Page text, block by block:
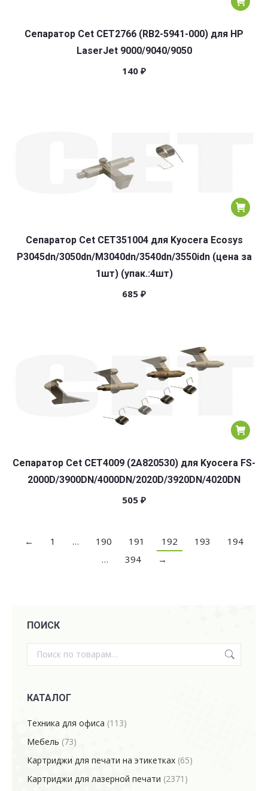
Сепаратор Cet CET2766 (RB2-5941-000) для HP
LaserJet 9000/9040/9050
140 ₽
Сепаратор Cet CET351004 для Kyocera Ecosys
P3045dn/3050dn/M3040dn/3540dn/3550idn (цена за
1шт) (упак.:4шт)
685 ₽
Сепаратор Cet CET4009 (2A820530) для Kyocera FS-
2000D/3900DN/4000DN/2020D/3920DN/4020DN
505 ₽
← 1 … 190 191 192 193
194
…
394 →
ПОИСК
КАТАЛОГ
Техника для офиса (113)
Мебель (73)
Картриджи для печати на этикетках (65)
Картриджи для лазерной печати (2371)